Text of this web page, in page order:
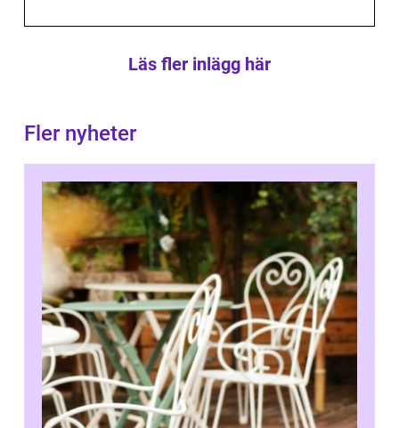
Läs fler inlägg här
Fler nyheter